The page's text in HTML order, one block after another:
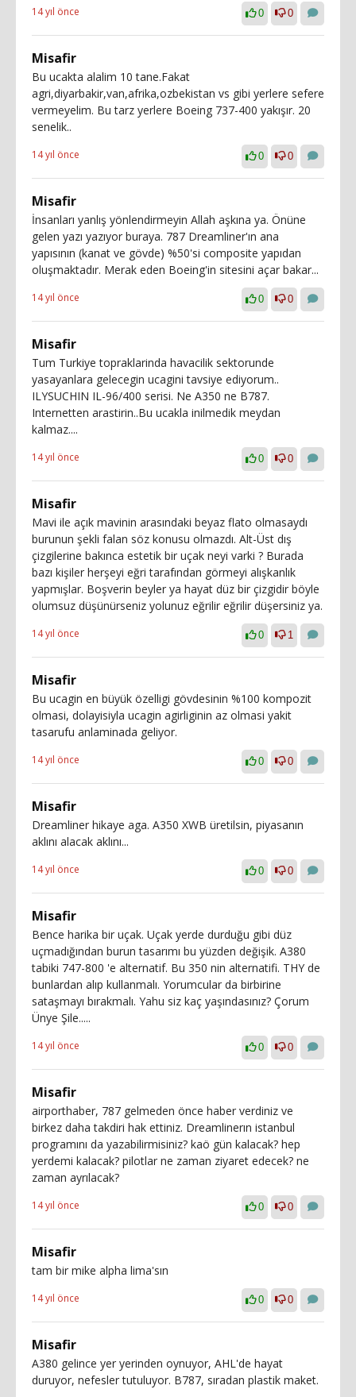
14 yıl önce 0 0
Misafir
Bu ucakta alalim 10 tane.Fakat
agri,diyarbakir,van,afrika,ozbekistan vs gibi yerlere sefere
vermeyelim. Bu tarz yerlere Boeing 737-400 yakışır. 20
senelik..
14 yıl önce 0 0
Misafir
İnsanları yanlış yönlendirmeyin Allah aşkına ya. Önüne
gelen yazı yazıyor buraya. 787 Dreamliner'ın ana
yapısının (kanat ve gövde) %50'si composite yapıdan
oluşmaktadır. Merak eden Boeing'in sitesini açar bakar...
14 yıl önce 0 0
Misafir
Tum Turkiye topraklarinda havacilik sektorunde
yasayanlara gelecegin ucagini tavsiye ediyorum..
ILYSUCHIN IL-96/400 serisi. Ne A350 ne B787.
Internetten arastirin..Bu ucakla inilmedik meydan
kalmaz....
14 yıl önce 0 0
Misafir
Mavi ile açık mavinin arasındaki beyaz flato olmasaydı
burunun şekli falan söz konusu olmazdı. Alt-Üst dış
çizgilerine bakınca estetik bir uçak neyi varki ? Burada
bazı kişiler herşeyi eğri tarafından görmeyi alışkanlık
yapmışlar. Boşverin beyler ya hayat düz bir çizgidir böyle
olumsuz düşünürseniz yolunuz eğrilir eğrilir düşersiniz ya.
14 yıl önce 0 1
Misafir
Bu ucagin en büyük özelligi gövdesinin %100 kompozit
olmasi, dolayisiyla ucagin agirliginin az olmasi yakit
tasarufu anlaminada geliyor.
14 yıl önce 0 0
Misafir
Dreamliner hikaye aga. A350 XWB üretilsin, piyasanın
aklını alacak aklını...
14 yıl önce 0 0
Misafir
Bence harika bir uçak. Uçak yerde durduğu gibi düz
uçmadığından burun tasarımı bu yüzden değişik. A380
tabiki 747-800 'e alternatif. Bu 350 nin alternatifi. THY de
bunlardan alıp kullanmalı. Yorumcular da birbirine
sataşmayı bırakmalı. Yahu siz kaç yaşındasınız? Çorum
Ünye Şile.....
14 yıl önce 0 0
Misafir
airporthaber, 787 gelmeden önce haber verdiniz ve
birkez daha takdiri hak ettiniz. Dreamlinerın istanbul
programını da yazabilirmisiniz? kaö gün kalacak? hep
yerdemi kalacak? pilotlar ne zaman ziyaret edecek? ne
zaman ayrılacak?
14 yıl önce 0 0
Misafir
tam bir mike alpha lima'sın
14 yıl önce 0 0
Misafir
A380 gelince yer yerinden oynuyor, AHL'de hayat
duruyor, nefesler tutuluyor. B787, sıradan plastik maket.